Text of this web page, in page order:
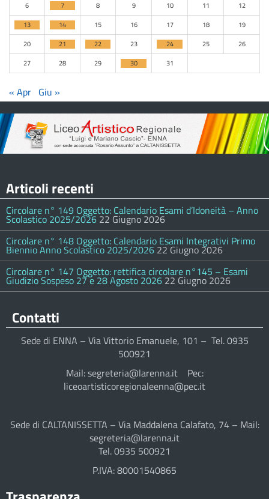
6
7 8 9 10 11
12
13
14 15 16 17 18
19
20
21 22 23 24 25
26
27
28 29 30 31
« Apr Giu »
Articoli recenti
Circolare n° 149 Oggetto: Calendario Esami d’Idoneità – Anno
Scolastico 2025/2026 22 Giugno 2026
Circolare n° 148 Oggetto: Calendario Esami Integrativi Primo
Biennio Anno Scolastico 2025/2026 22 Giugno 2026
Circolare n° 147 Oggetto: rettifica circolare n°145 – Esami
Giudizio Sospeso 27 e 28 Agosto 2026 22 Giugno 2026
Contatti
Sede di ENNA – Via Vittorio Emanuele, 101 – Tel. 0935
500921
Mail: segreteria@larenna.it Pec:
liceoartisticoregionaleenna@pec.it
Sede di CALTANISSETTA – Via Maddalena Calafato, 74 – Mail:
segreteria@larenna.it
Tel. 0935 500921
P.IVA: 80001540865